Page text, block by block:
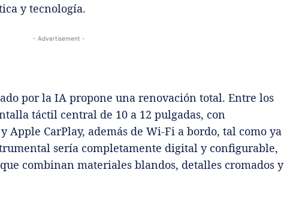
y tecnología.
- Advertisement -
por la IA propone una renovación total. Entre los
táctil central de 10 a 12 pulgadas, con
y Apple CarPlay, además de Wi-Fi a bordo, tal como ya
sería completamente digital y configurable,
combinan materiales blandos, detalles cromados y